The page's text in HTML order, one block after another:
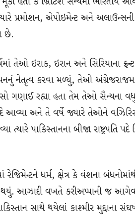
પ્રમોશન, એપોઇમેન્ટ અને અલાઉન્સની
છે.
તેઓ ઇરાક, ઇરાન અને સિરિયાના
નેતૃત્વ કરવા મળ્યું, તેઓ અંગ્રેજરાજમાં
ગણાઈ રહ્યા હતા તેમ તેઓ સૈન્યના
આવ્યા અને તે વર્ષે જ્યારે તેઓને
ત્યારે પાકિસ્તાનના બીજા
રેજિમેન્ટને ધર્મ, ક્ષેત્ર કે વંશના
થયું. આઝાદી વખતે કરીઅપ્પાની જ
સાથે થયેલાં કાશ્મીર મુદ્દાના